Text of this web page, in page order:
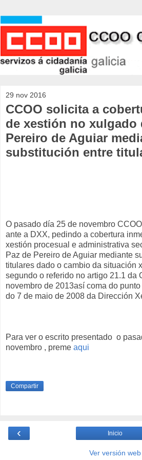
29 nov 2016
CCOO solicita a
de xestión no xulgado
Pereiro de Aguiar
substitución entre
O pasado día 25 de novembro
ante a DXX, pedindo a cobertura
xestión procesual e administrativa
Paz de Pereiro de Aguiar mediante
titulares dado o cambio da situación
segundo o referido no artigo 21.1 da
novembro de 2013así coma do
do 7 de maio de 2008 da Dirección
Para ver o escrito presentado o
novembro , preme aqui
Compartir
‹ Inicio
Ver versión web